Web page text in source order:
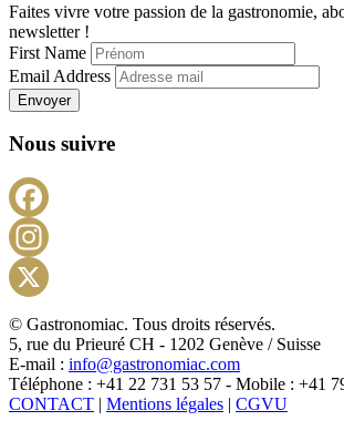
Faites vivre votre passion de la gastronomie,
newsletter !
First Name
Email Address
Envoyer
Nous suivre
X
© Gastronomiac. Tous droits réservés.
5, rue du Prieuré CH - 1202 Genève / Suisse
E-mail : info@gastronomiac.com
Téléphone : +41 22 731 53 57 - Mobile : +41
CONTACT | Mentions légales | CGVU